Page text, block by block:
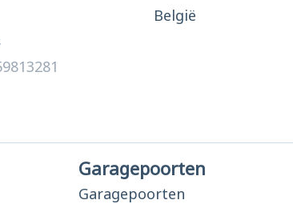
België
Garagepoorten
Garagepoorten